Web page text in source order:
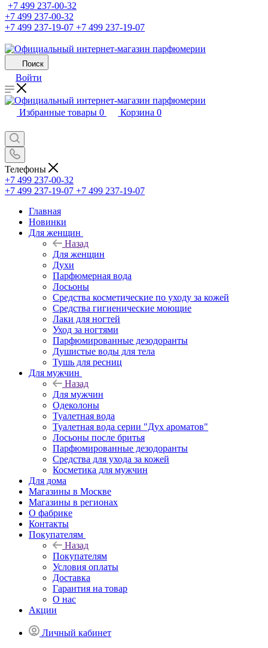
+7 499 237-00-32
+7 499 237-00-32
+7 499 237-19-07 +7 499 237-19-07
Поиск
Войти
Избранные товары 0 Корзина 0
Телефоны
+7 499 237-00-32
+7 499 237-19-07 +7 499 237-19-07
Главная
Новинки
Для женщин
Назад
Для женщин
Духи
Парфюмерная вода
Лосьоны
Средства косметические по уходу за кожей
Средства гигиенические моющие
Лаки для ногтей
Уход за ногтями
Парфюмированные дезодоранты
Душистые воды для тела
Тушь для ресниц
Для мужчин
Назад
Для мужчин
Одеколоны
Туалетная вода
Туалетная вода серии "Дух ароматов"
Лосьоны после бритья
Парфюмированные дезодоранты
Средства для ухода за кожей
Косметика для мужчин
Для дома
Магазины в Москве
Магазины в регионах
О фабрике
Контакты
Покупателям
Назад
Покупателям
Условия оплаты
Доставка
Гарантия на товар
О нас
Акции
Личный кабинет